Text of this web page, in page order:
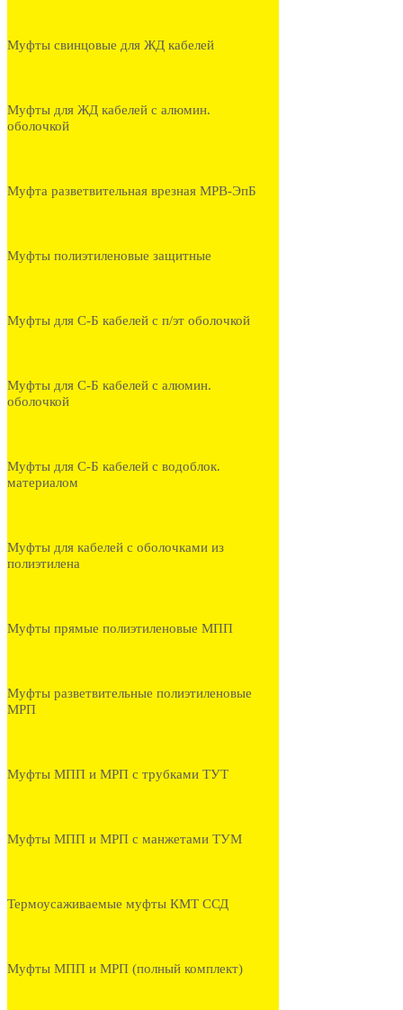
Муфты свинцовые для ЖД кабелей
Муфты для ЖД кабелей с алюмин.
оболочкой
Муфта разветвительная врезная МРВ-ЭпБ
Муфты полиэтиленовые защитные
Муфты для С-Б кабелей с п/эт оболочкой
Муфты для С-Б кабелей с алюмин.
оболочкой
Муфты для С-Б кабелей с водоблок.
материалом
Муфты для кабелей с оболочками из
полиэтилена
Муфты прямые полиэтиленовые МПП
Муфты разветвительные полиэтиленовые
МРП
Муфты МПП и МРП с трубками ТУТ
Муфты МПП и МРП с манжетами ТУМ
Термоусаживаемые муфты КМТ ССД
Муфты МПП и МРП (полный комплект)